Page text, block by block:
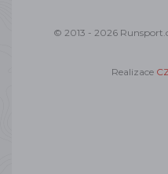
© 2013 - 2026
Realizace